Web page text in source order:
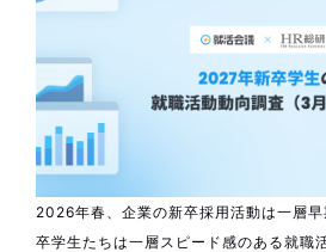
2026年春、企業の新卒採用活動は一層
卒学生たちは一層スピード感のある就職